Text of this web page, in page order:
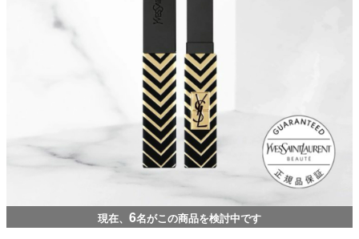
現在、 6名がこの商品を検討中です